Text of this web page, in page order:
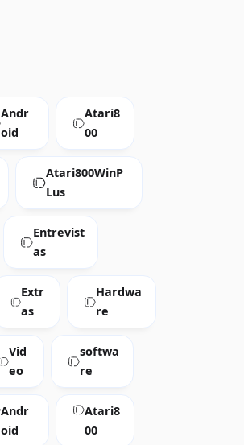
Andr
oid
Atari8
00
Atari800WinP
Lus
Entrevist
as
Extr
as
Hardwa
re
Vid
eo
softwa
re
Andr
oid
Atari8
00